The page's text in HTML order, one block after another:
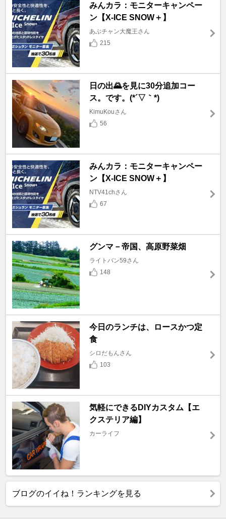
みんカラ：モニターキャンペー
ン【X-ICE SNOW＋】
あぶチャン大魔王さん
215
日の出🌄を見に30分追加コー
ス。です。(*´▽｀*)
KimuKouさん
56
みんカラ：モニターキャンペー
ン【X-ICE SNOW＋】
NTV41chさん
67
グンマ－帝国、高原野菜畑
ライトバン59さん
148
今日のランチは、ロースかつ定
食
シロだもんさん
103
気軽にできるDIYカスタム【エ
クステリア編】
カーライフ
ブログのイイね！ランキングを見る